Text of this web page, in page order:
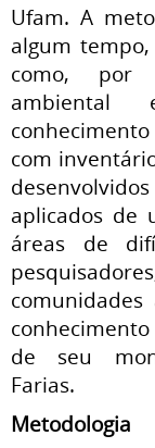
Ufam. A
algum
como, por
com
aplicados de
áreas de
de seu
Farias.
Metodologia